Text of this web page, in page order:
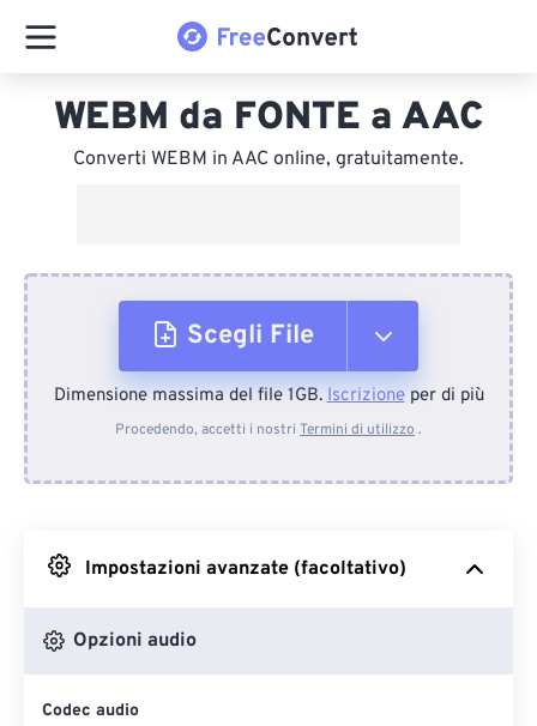
WEBM da FONTE a AAC
Converti WEBM in AAC online, gratuitamente.
Scegli File
Dal dispositivo
Da Google Drive
Dimensione massima del file 1GB.Iscrizioneper di più
Procedendo, accetti i nostri Termini di utilizzo .
Impostazioni avanzate (facoltativo)
Opzioni audio
Codec audio